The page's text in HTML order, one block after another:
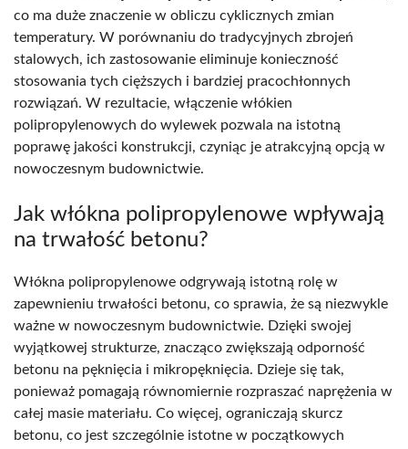
co ma duże znaczenie w obliczu cyklicznych zmian
temperatury. W porównaniu do tradycyjnych zbrojeń
stalowych, ich zastosowanie eliminuje konieczność
stosowania tych cięższych i bardziej pracochłonnych
rozwiązań. W rezultacie, włączenie włókien
polipropylenowych do wylewek pozwala na istotną
poprawę jakości konstrukcji, czyniąc je atrakcyjną opcją w
nowoczesnym budownictwie.
Jak włókna polipropylenowe wpływają
na trwałość betonu?
Włókna polipropylenowe odgrywają istotną rolę w
zapewnieniu trwałości betonu, co sprawia, że są niezwykle
ważne w nowoczesnym budownictwie. Dzięki swojej
wyjątkowej strukturze, znacząco zwiększają odporność
betonu na pęknięcia i mikropęknięcia. Dzieje się tak,
ponieważ pomagają równomiernie rozpraszać naprężenia w
całej masie materiału. Co więcej, ograniczają skurcz
betonu, co jest szczególnie istotne w początkowych